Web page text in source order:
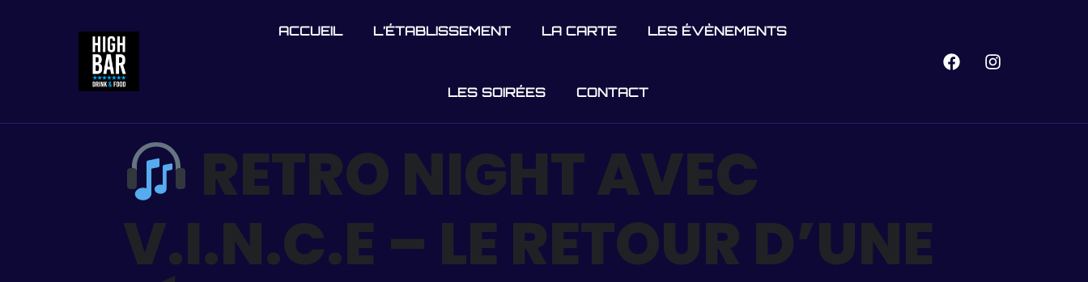
ACCUEIL L’ÉTABLISSEMENT LA CARTE LES ÉVÈNEMENTS
LES SOIRÉES CONTACT
RETRO NIGHT AVEC
V.I.N.C.E – LE RETOUR D’UNE